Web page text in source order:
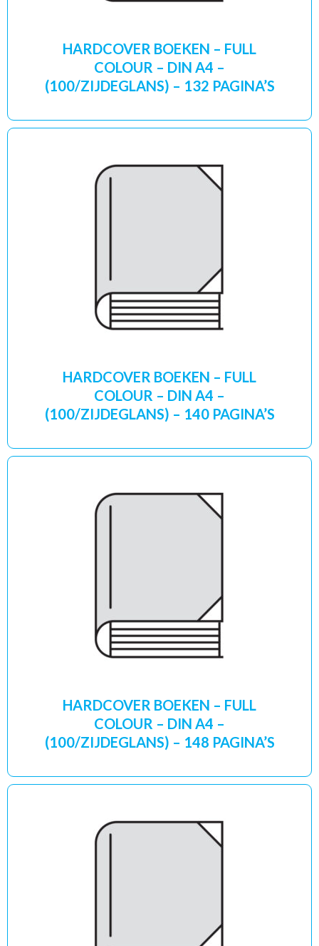
HARDCOVER BOEKEN – FULL
COLOUR – DIN A4 –
(100/ZIJDEGLANS) – 132 PAGINA’S
HARDCOVER BOEKEN – FULL
COLOUR – DIN A4 –
(100/ZIJDEGLANS) – 140 PAGINA’S
HARDCOVER BOEKEN – FULL
COLOUR – DIN A4 –
(100/ZIJDEGLANS) – 148 PAGINA’S